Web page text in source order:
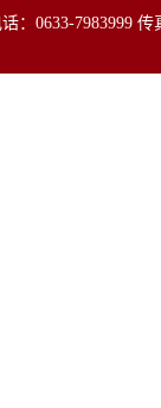
0633-7983999 传